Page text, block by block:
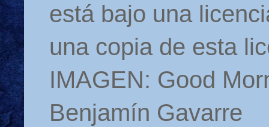
está bajo una
una copia de esta
IMAGEN: Good
Benjamín Gavarre